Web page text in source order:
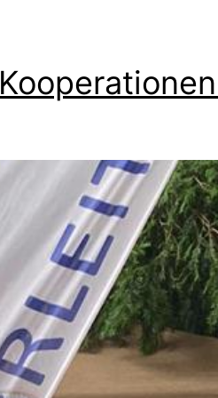
Kooperationen